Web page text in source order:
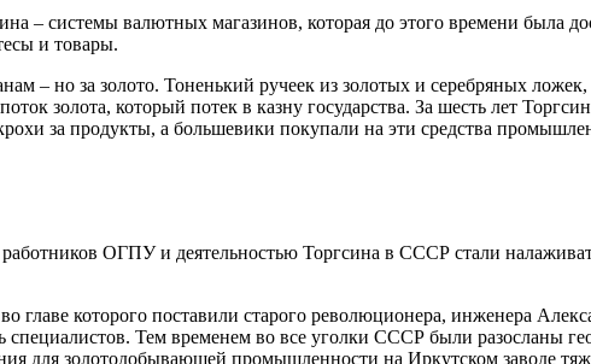
– системы валютных магазинов, которая до этого времени была
и товары.
– но за золото. Тоненький ручеек из золотых и серебряных
золота, который потек в казну государства. За шесть лет
за продукты, а большевики покупали на эти средства
ОГПУ и деятельностью Торгсина в СССР стали
которого поставили старого революционера, инженера
Тем временем во все уголки СССР были разосланы
для золотодобывающей промышленности на Иркутском заводе